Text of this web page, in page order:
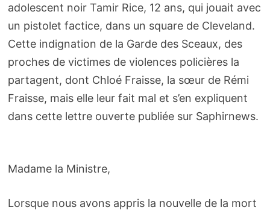
adolescent noir Tamir Rice, 12 ans, qui jouait avec
un pistolet factice, dans un square de Cleveland.
Cette indignation de la Garde des Sceaux, des
proches de victimes de violences policières la
partagent, dont Chloé Fraisse, la sœur de Rémi
Fraisse, mais elle leur fait mal et s’en expliquent
dans cette lettre ouverte publiée sur Saphirnews.
Madame la Ministre,
Lorsque nous avons appris la nouvelle de la mort